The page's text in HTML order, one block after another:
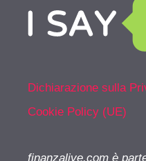
Dichiarazione sulla
Cookie Policy (UE)
finanzalive.com è